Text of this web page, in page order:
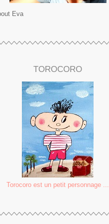
Eva
TOROCORO
Torocoro est un petit personnage ...